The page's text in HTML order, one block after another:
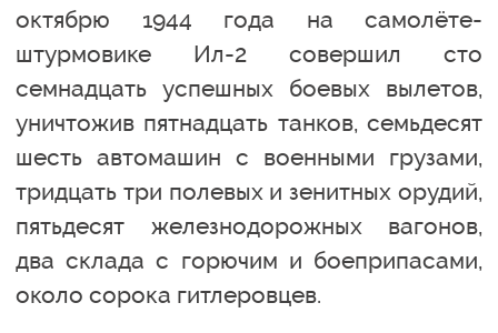
октябрю 1944 года на самолёте-
штурмовике Ил-2 совершил сто
семнадцать успешных боевых вылетов,
уничтожив пятнадцать танков, семьдесят
шесть автомашин с военными грузами,
тридцать три полевых и зенитных орудий,
пятьдесят железнодорожных вагонов,
два склада с горючим и боеприпасами,
около сорока гитлеровцев.